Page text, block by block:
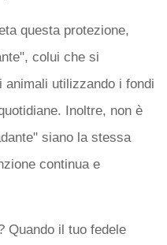
questa protezione,
colui che si
animali utilizzando i fondi
Inoltre, non è
siano la stessa
continua e
Quando il tuo fedele